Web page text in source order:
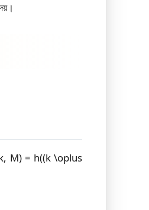
M) = h((k \oplus